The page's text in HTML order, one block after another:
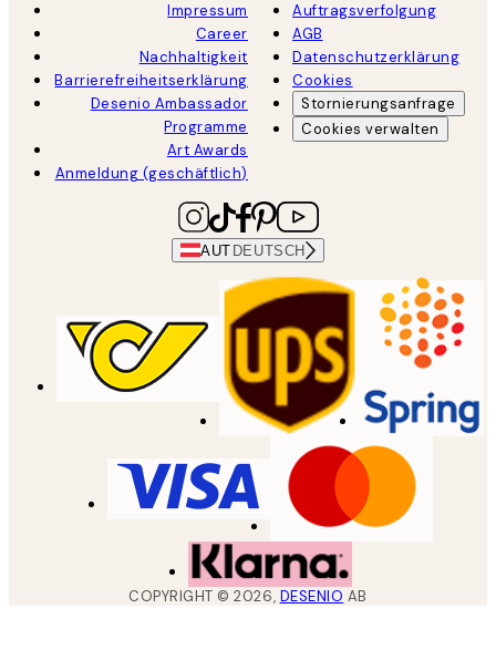
Impressum
Career
Nachhaltigkeit
Barrierefreiheitserklärung
Desenio Ambassador
Programme
Art Awards
Anmeldung (geschäftlich)
Auftragsverfolgung
AGB
Datenschutzerklärung
Cookies
Stornierungsanfrage
Cookies verwalten
AUT DEUTSCH
COPYRIGHT ©2026, DESENIO AB